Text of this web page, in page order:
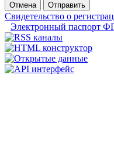
Отмена
Отправить
Свидетельство о
Электронный паспорт